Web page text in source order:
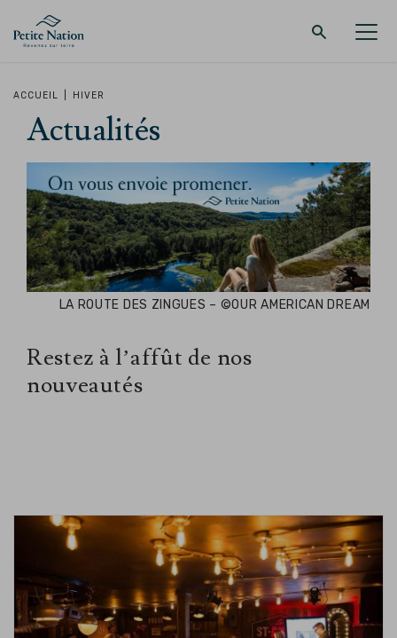
Retour au menu principal
LA RÉGION
Retour au menu principal
PROMENADES – QUOI FAIRE
Retour au menu principal
HÉBERGEMENT
Retour au menu principal
RESTAURANT
ACCUEIL HIVER
Actualités
LA ROUTE DES ZINGUES – ©OUR AMERICAN DREAM
Restez à l’affût de nos
nouveautés